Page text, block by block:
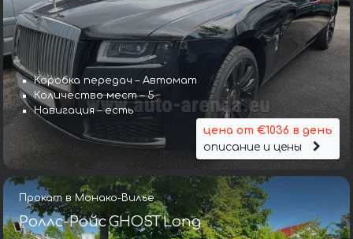
Коробка передач – Автомат
Количество мест – 5
Навигация – есть
цена от €1036 в день
описание и цены
Прокат в Монако-Вилье
Роллс-Ройс GHOST Long